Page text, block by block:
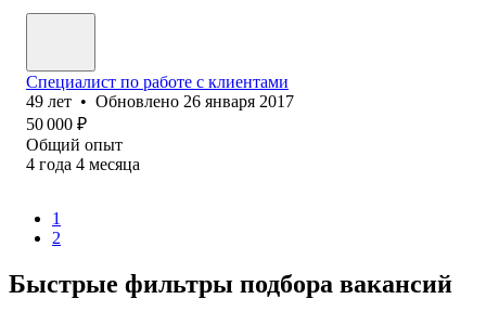
Специалист по работе с клиентами
49 лет • Обновлено 26 января 2017
50 000 ₽
Общий опыт
4 года 4 месяца
1
2
Быстрые фильтры подбора вакансий